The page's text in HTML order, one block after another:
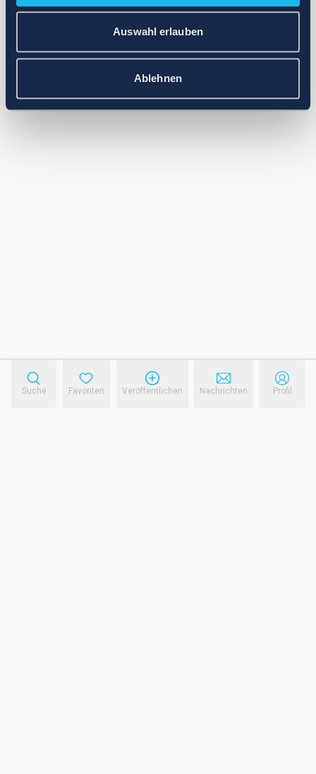
Auswahl erlauben
Ablehnen
Suche Favoriten Veröffentlichen Nachrichten Profil